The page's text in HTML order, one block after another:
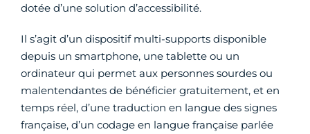
dotée d’une solution d’accessibilité.
Il s’agit d’un dispositif multi-supports disponible
depuis un smartphone, une tablette ou un
ordinateur qui permet aux personnes sourdes ou
malentendantes de bénéficier gratuitement, et en
temps réel, d’une traduction en langue des signes
française, d’un codage en langue française parlée